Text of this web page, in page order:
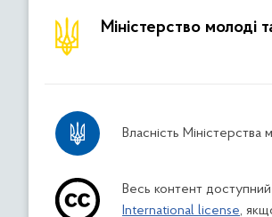
Міністерство молоді
Власність Міністерства
Весь контент доступний
International license,